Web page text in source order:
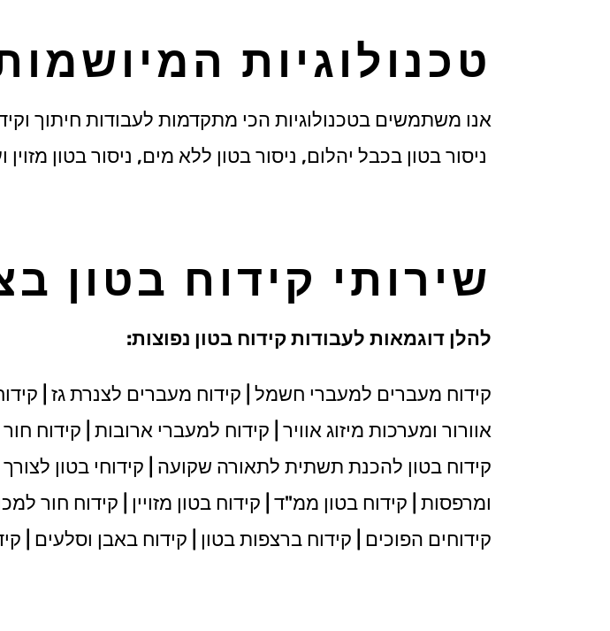
טכנולוגיות
אנו משתמשים בטכנולוגיות הכי מתקדמות לעבודות חיתוך
ניסור בטון בכבל יהלום, ניסור בטון ללא מים, ניסור בטון מזוין
שירותי קידוח בטון
להלן דוגמאות לעבודות קידוח בטון נפוצות:
קידוח מעברים למעברי חשמל | קידוח מעברים לצנרת גז |
אוורור ומערכות מיזוג אוויר | קידוח למעברי ארובות | קידוח
קידוח בטון להכנת תשתית לתאורה שקועה | קידוחי בטון לצורך
ומרפסות | קידוח בטון ממ"ד | קידוח בטון מזויין | קידוח חור
קידוחים הפוכים | קידוח ברצפות בטון | קידוח באבן וסלעים |